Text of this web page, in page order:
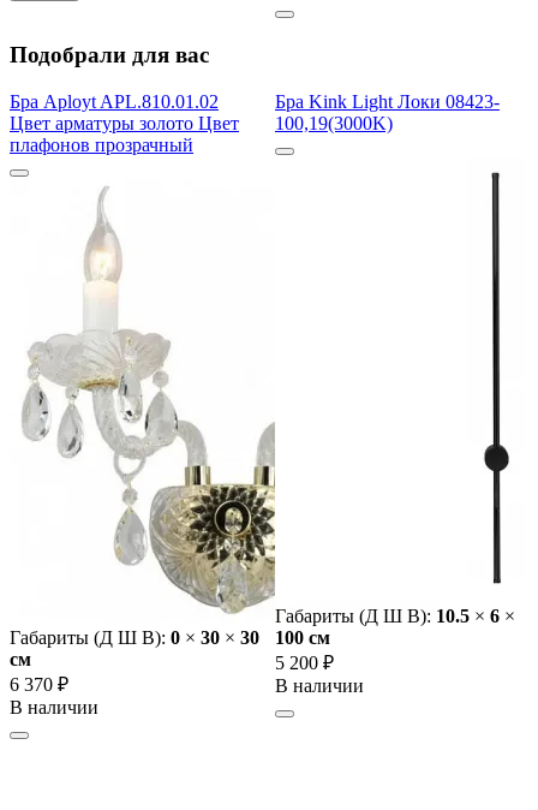
Подобрали для вас
Бра Aployt APL.810.01.02
Цвет арматуры золото Цвет
плафонов прозрачный
Габариты (Д Ш В): 0 × 30 × 30
cм
6 370 ₽
В наличии
Бра Kink Light Локи 08423-
100,19(3000K)
Габариты (Д Ш В): 10.5 × 6 ×
100 cм
5 200 ₽
В наличии